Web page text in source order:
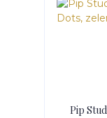
Pip